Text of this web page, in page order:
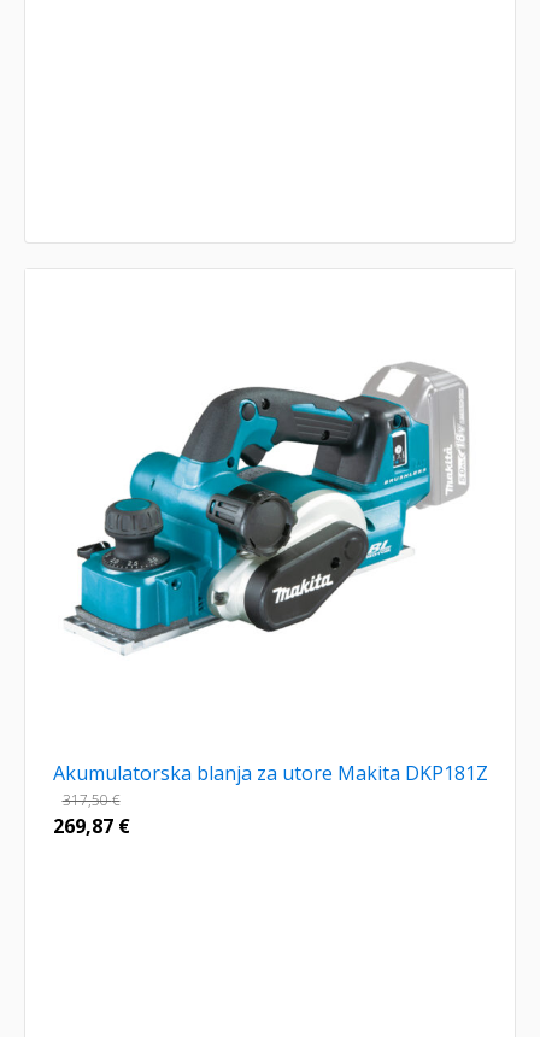
Akumulatorska blanja za utore Makita DKP181Z
317,50€
269,87 €